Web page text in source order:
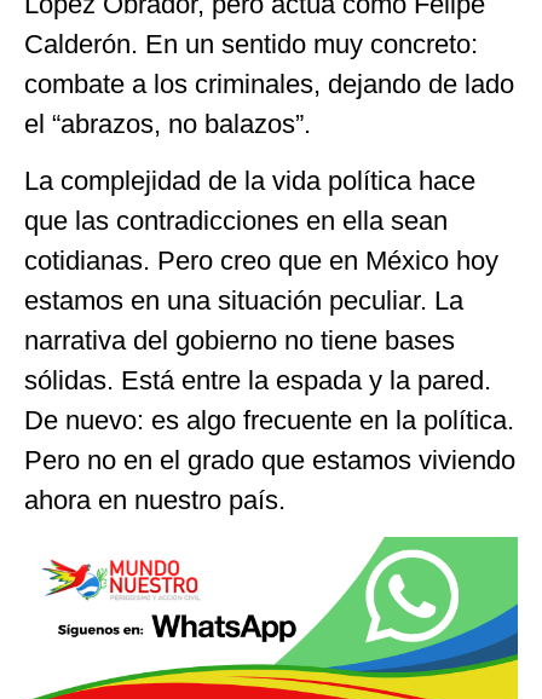
Calderón. En un sentido muy concreto:
combate a los criminales, dejando de lado
el “abrazos, no balazos”.
La complejidad de la vida política hace
que las contradicciones en ella sean
cotidianas. Pero creo que en México hoy
estamos en una situación peculiar. La
narrativa del gobierno no tiene bases
sólidas. Está entre la espada y la pared.
De nuevo: es algo frecuente en la política.
Pero no en el grado que estamos viviendo
ahora en nuestro país.